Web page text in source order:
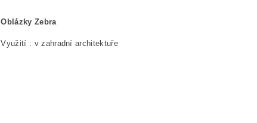
Oblázky Zebra
Využití : v zahradní architektuře